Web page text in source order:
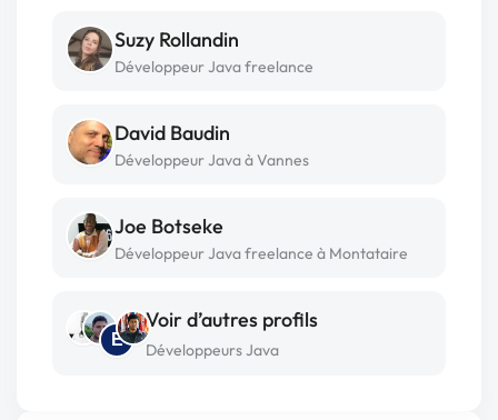
Suzy Rollandin
Développeur Java freelance
David Baudin
Développeur Java à Vannes
Joe Botseke
Développeur Java freelance à Montataire
E
Voir d’autres profils
Développeurs Java